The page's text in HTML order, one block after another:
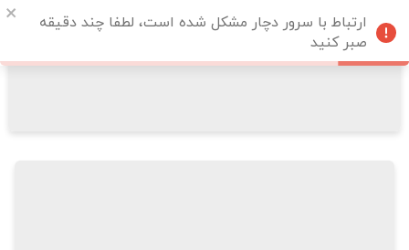
ارتباط با سرور دچار مشکل شده است، لطفا چند دقیقه
صبر کنید